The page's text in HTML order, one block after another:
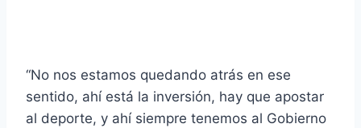
“No nos estamos quedando atrás en ese
sentido, ahí está la inversión, hay que apostar
al deporte, y ahí siempre tenemos al Gobierno